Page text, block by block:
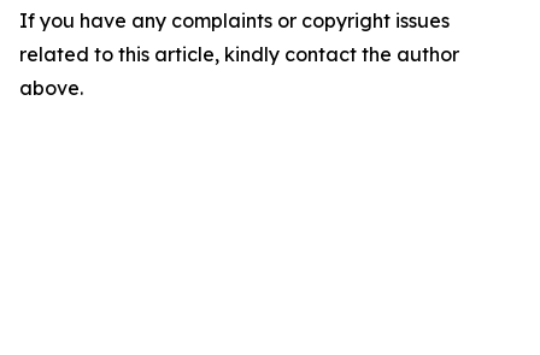
If you have any complaints or copyright issues
related to this article, kindly contact the author
above.